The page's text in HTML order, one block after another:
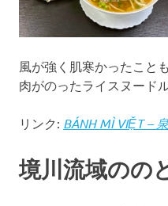
風が強く肌寒かったこと
肉がのったライスヌード
リンク: BÁNH MÌ VIỆT –
境川流域のの